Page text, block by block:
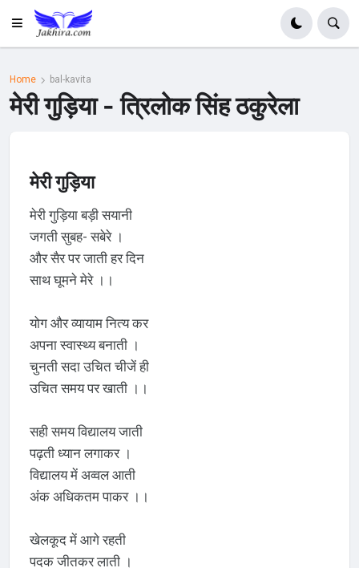
Home bal-kavita
मेरी गुड़िया - त्रिलोक सिंह ठकुरेला
मेरी गुड़िया
मेरी गुड़िया बड़ी सयानी
जगती सुबह- सबेरे ।
और सैर पर जाती हर दिन
साथ घूमने मेरे ।।
योग और व्यायाम नित्य कर
अपना स्वास्थ्य बनाती ।
चुनती सदा उचित चीजें ही
उचित समय पर खाती ।।
सही समय विद्यालय जाती
पढ़ती ध्यान लगाकर ।
विद्यालय में अव्वल आती
अंक अधिकतम पाकर ।।
खेलकूद में आगे रहती
पदक जीतकर लाती ।